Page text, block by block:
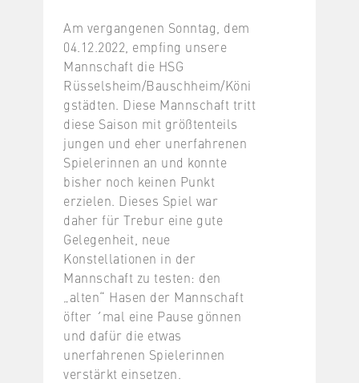
Am vergangenen Sonntag, dem
04.12.2022, empfing unsere
Mannschaft die HSG
Rüsselsheim/Bauschheim/Köni
gstädten. Diese Mannschaft tritt
diese Saison mit größtenteils
jungen und eher unerfahrenen
Spielerinnen an und konnte
bisher noch keinen Punkt
erzielen. Dieses Spiel war
daher für Trebur eine gute
Gelegenheit, neue
Konstellationen in der
Mannschaft zu testen: den
„alten“ Hasen der Mannschaft
öfter ´mal eine Pause gönnen
und dafür die etwas
unerfahrenen Spielerinnen
verstärkt einsetzen.